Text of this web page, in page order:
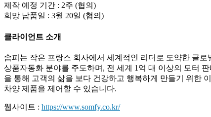
제작 예정 기간 : 2주 (협의)
희망 납품일 : 3월 20일 (협의)
클라이언트 소개
솜피는 작은 프랑스 회사에서 세계적인 리더로 도약한 글
상품자동화 분야를 주도하며, 전 세계 1억 대 이상의 모터
을 통해 고객의 삶을 보다 건강하고 행복하게 만들기 위한
차양 제품을 제어할 수 있습니다.
웹사이트 : https://www.somfy.co.kr/